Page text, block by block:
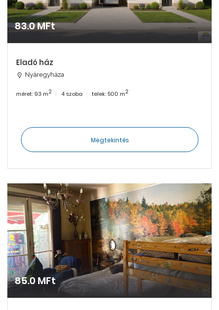
83.0 MFt
Eladó ház
Nyáregyháza
méret: 93 m2 4 szoba telek: 500 m2
Megtekintés
85.0 MFt